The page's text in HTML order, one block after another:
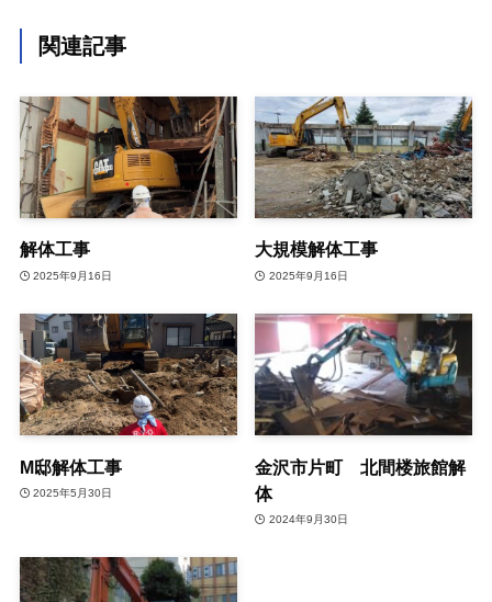
関連記事
解体工事
2025年9月16日
大規模解体工事
2025年9月16日
M邸解体工事
2025年5月30日
金沢市片町 北間楼旅館解
体
2024年9月30日